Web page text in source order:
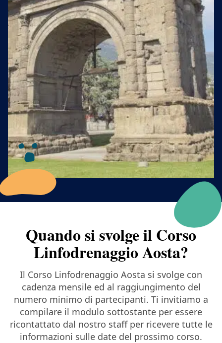
Quando si svolge il Corso
Linfodrenaggio Aosta?
Il Corso Linfodrenaggio Aosta si svolge con
cadenza mensile ed al raggiungimento del
numero minimo di partecipanti. Ti invitiamo a
compilare il modulo sottostante per essere
ricontattato dal nostro staff per ricevere tutte le
informazioni sulle date del prossimo corso.